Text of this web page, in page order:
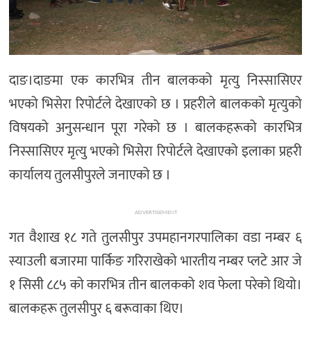
दाङ।दाङमा एक कारभित्र तीन बालकको मृत्यु निस्सासिएर
भएको भिसेरा रिपोर्टले देखाएको छ । प्रहरीले बालकको मृत्युको
विषयको अनुसन्धान पूरा गरेको छ । बालकहरूको कारभित्र
निस्सासिएर मृत्यु भएको भिसेरा रिपोर्टले देखाएको इलाका प्रहरी
कार्यालय तुलसीपुरले जनाएको छ ।
ADVERTISEMENT
गत वैशाख १८ गते तुलसीपुर उपमहानगरपालिका वडा नम्बर ६
स्याउली बजारमा पार्किङ गरिराखेको भारतीय नम्बर प्लटे आर जे
१ सिसी ८८५ को कारभित्र तीन बालकको शव फेला परेको थियो।
बालकहरू तुलसीपुर ६ बरूवाका थिए।